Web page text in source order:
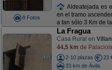
8 Fotos
Aldeatejada es
en el tramo
a tan sólo 3 Km de
La Fragua
Casa Rural en
44,5 km de
2-10 plazas
23
33 km de Ávila